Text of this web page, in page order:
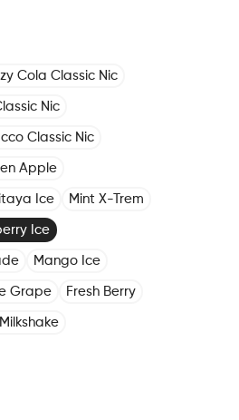
Cola Classic Nic
Nic
Classic Nic
Apple
Ice Mint X-Trem
Ice
Mango Ice
Grape Fresh Berry